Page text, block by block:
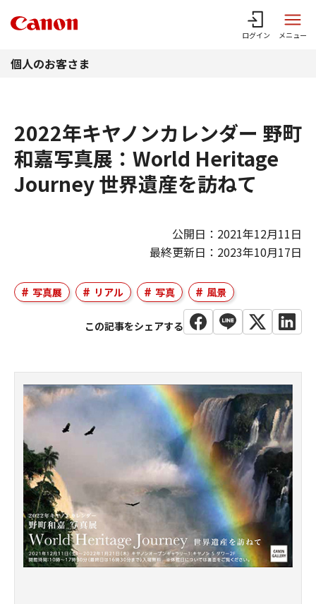
ログイン メニュー
個人のお客さま
2022年キヤノンカレンダー 野町
和嘉写真展：World Heritage
Journey 世界遺産を訪ねて
公開日：2021年12月11日
最終更新日：2023年10月17日
写真展 リアル 写真 風景